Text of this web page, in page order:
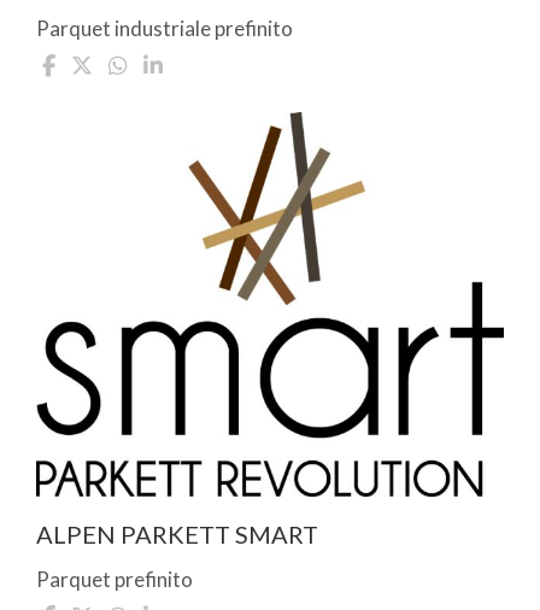
Parquet industriale prefinito
ALPEN PARKETT SMART
Parquet prefinito